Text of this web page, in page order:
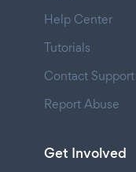
Help Center
Tutorials
Contact Support
Report Abuse
Get Involved